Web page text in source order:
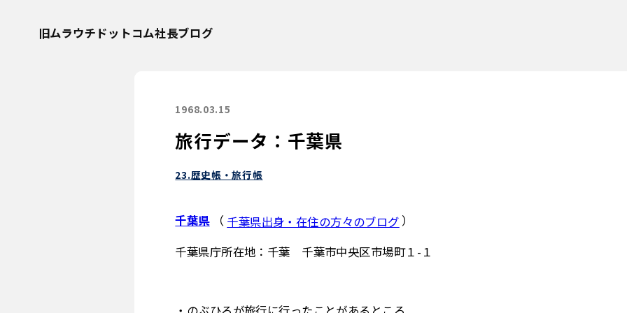
旧ムラウチドットコム社長ブログ
1968.03.15
旅行データ：千葉県
23.歴史帳・旅行帳
千葉県（ 千葉県出身・在住の方々のブログ ）
千葉県庁所在地：千葉 千葉市中央区市場町１-１